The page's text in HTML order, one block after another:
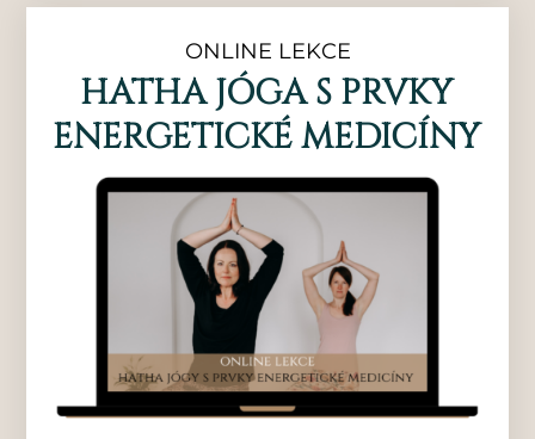
ONLINE LEKCE
HATHA JÓGA S PRVKY
ENERGETICKÉ MEDICÍNY